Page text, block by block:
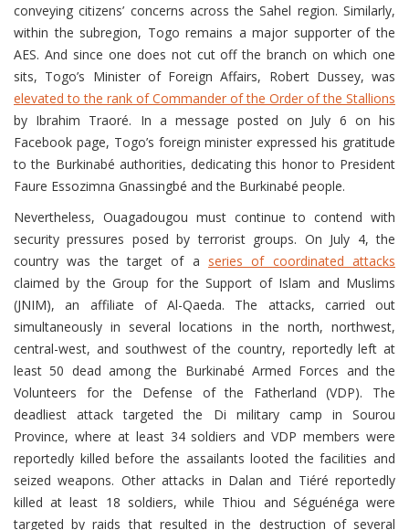
conveying citizens’ concerns across the Sahel region. Similarly,
within the subregion, Togo remains a major supporter of the
AES. And since one does not cut off the branch on which one
sits, Togo’s Minister of Foreign Affairs, Robert Dussey, was
elevated to the rank of Commander of the Order of the Stallions
by Ibrahim Traoré. In a message posted on July 6 on his
Facebook page, Togo’s foreign minister expressed his gratitude
to the Burkinabé authorities, dedicating this honor to President
Faure Essozimna Gnassingbé and the Burkinabé people.
Nevertheless, Ouagadougou must continue to contend with
security pressures posed by terrorist groups. On July 4, the
country was the target of a series of coordinated attacks
claimed by the Group for the Support of Islam and Muslims
(JNIM), an affiliate of Al-Qaeda. The attacks, carried out
simultaneously in several locations in the north, northwest,
central-west, and southwest of the country, reportedly left at
least 50 dead among the Burkinabé Armed Forces and the
Volunteers for the Defense of the Fatherland (VDP). The
deadliest attack targeted the Di military camp in Sourou
Province, where at least 34 soldiers and VDP members were
reportedly killed before the assailants looted the facilities and
seized weapons. Other attacks in Dalan and Tiéré reportedly
killed at least 18 soldiers, while Thiou and Séguénéga were
targeted by raids that resulted in the destruction of several